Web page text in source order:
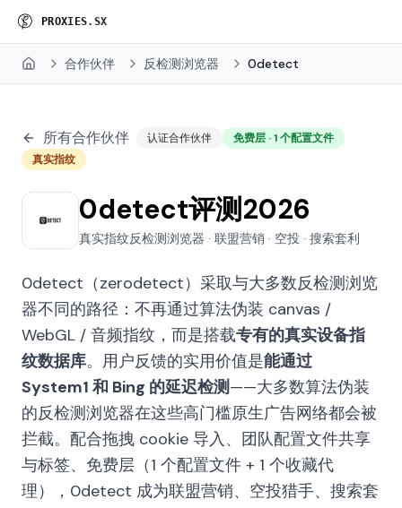
PROXI ES. SX
Home 合作伙伴 反检测浏览器 0detect
所有合作伙伴 认证合作伙伴
免费层 · 1 个配置文件
真实指纹
0detect评测2026
真实指纹反检测浏览器 · 联盟营销 · 空投 · 搜索套利
0detect（zerodetect）采取与大多数反检测浏览
器不同的路径：不再通过算法伪装 canvas /
WebGL / 音频指纹，而是搭载专有的真实设备指
纹数据库。用户反馈的实用价值是能通过
System1 和 Bing 的延迟检测——大多数算法伪装
的反检测浏览器在这些高门槛原生广告网络都会被
拦截。配合拖拽 cookie 导入、团队配置文件共享
与标签、免费层（1 个配置文件 + 1 个收藏代
理），0detect 成为联盟营销、空投猎手、搜索套